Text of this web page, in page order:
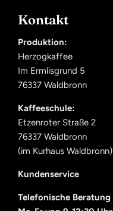
Kontakt
Produktion:
Herzogkaffee
Im Ermlisgrund 5
76337 Waldbronn
Kaffeeschule:
Etzenroter Straße 2
76337 Waldbronn
(im Kurhaus Waldbronn)
Kundenservice
Telefonische Beratung